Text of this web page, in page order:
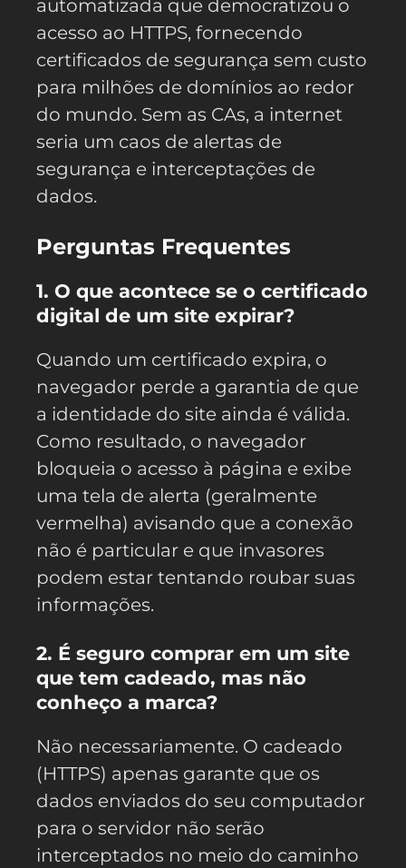
automatizada que democratizou o
acesso ao HTTPS, fornecendo
certificados de segurança sem custo
para milhões de domínios ao redor
do mundo. Sem as CAs, a internet
seria um caos de alertas de
segurança e interceptações de
dados.
Perguntas Frequentes
1. O que acontece se o certificado
digital de um site expirar?
Quando um certificado expira, o
navegador perde a garantia de que
a identidade do site ainda é válida.
Como resultado, o navegador
bloqueia o acesso à página e exibe
uma tela de alerta (geralmente
vermelha) avisando que a conexão
não é particular e que invasores
podem estar tentando roubar suas
informações.
2. É seguro comprar em um site
que tem cadeado, mas não
conheço a marca?
Não necessariamente. O cadeado
(HTTPS) apenas garante que os
dados enviados do seu computador
para o servidor não serão
interceptados no meio do caminho